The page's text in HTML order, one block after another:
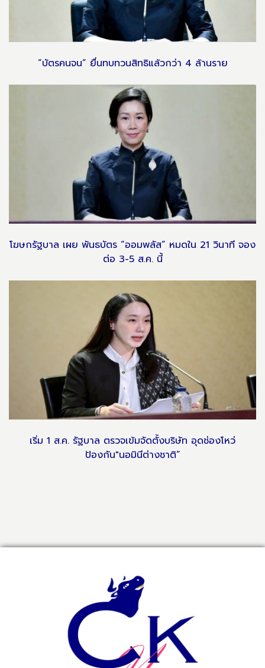
“บัตรคนจน” ยื่นทบทวนสิทธิแล้วกว่า 4 ล้านราย
โฆษกรัฐบาล เผย พันธบัตร “ออมพลัส” หมดใน 21 วินาที จอง
ต่อ 3-5 ส.ค. นี้
เริ่ม 1 ส.ค. รัฐบาล ตรวจเข้มจัดตั้งบริษัท อุดช่องโหว่
ป้องกัน"นอมินีต่างชาติ”